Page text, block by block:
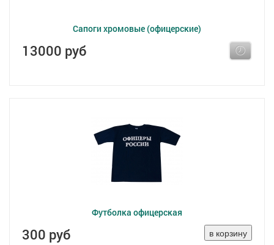
Сапоги хромовые (офицерские)
13000 руб
Футболка офицерская
300 руб